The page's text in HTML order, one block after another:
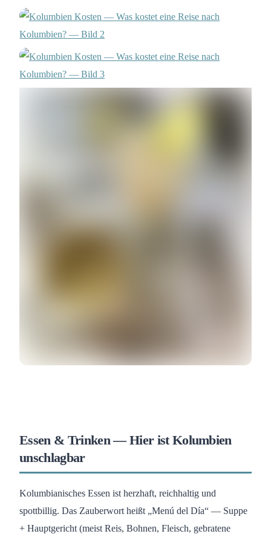
Essen & Trinken — Hier ist Kolumbien
unschlagbar
Kolumbianisches Essen ist herzhaft, reichhaltig und
spottbillig. Das Zauberwort heißt „Menú del Día“ — Suppe
+ Hauptgericht (meist Reis, Bohnen, Fleisch, gebratene